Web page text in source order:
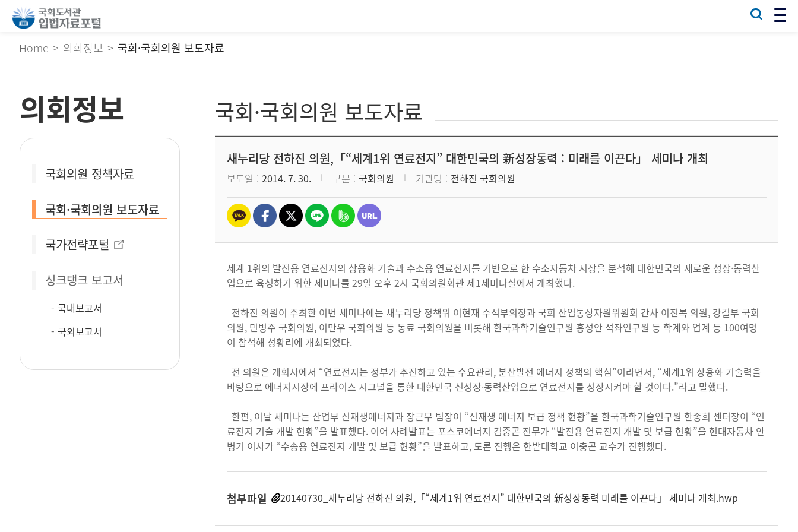
Home 의회정보 국회·국회의원 보도자료
의회정보
국회의원 정책자료
국회·국회의원 보도자료
국가전략포털
싱크탱크 보고서
국내보고서
국외보고서
국회·국회의원 보도자료
새누리당 전하진 의원,「“세계1위 연료전지” 대한민국의 新성장동력 : 미래를 이끈다」 세미나 개최
보도일 2014. 7. 30. 구분 국회의원 기관명 전하진 국회의원
세계 1위의 발전용 연료전지의 상용화 기술과 수소용 연료전지를 기반으로 한 수소자동차 시장을 분석해 대한민국의 새로운 성장·동력산
업으로 육성하기 위한 세미나를 29일 오후 2시 국회의원회관 제1세미나실에서 개최했다.
전하진 의원이 주최한 이번 세미나에는 새누리당 정책위 이현재 수석부의장과 국회 산업통상자원위원회 간사 이진복 의원, 강길부 국회
의원, 민병주 국회의원, 이만우 국회의원 등 동료 국회의원을 비롯해 한국과학기술연구원 홍성안 석좌연구원 등 학계와 업계 등 100여명
이 참석해 성황리에 개최되었다.
전 의원은 개회사에서 “연료전지는 정부가 추진하고 있는 수요관리, 분산발전 에너지 정책의 핵심”이라면서, “세계1위 상용화 기술력을
바탕으로 에너지시장에 프라이스 시그널을 통한 대한민국 신성장·동력산업으로 연료전지를 성장시켜야 할 것이다.”라고 말했다.
한편, 이날 세미나는 산업부 신재생에너지과 장근무 팀장이 “신재생 에너지 보급 정책 현황”을 한국과학기술연구원 한종희 센터장이 “연
료전지 기술 개발 현황”을 발표했다. 이어 사례발표는 포스코에너지 김중곤 전무가 “발전용 연료전지 개발 및 보급 현황”을 현대자동차 안
병기 이사가 “수송용 연료전지 개발 및 보급 현황”을 발표하고, 토론 진행은 한밭대학교 이충곤 교수가 진행했다.
첨부파일 20140730_새누리당 전하진 의원,「“세계1위 연료전지” 대한민국의 新성장동력 미래를 이끈다」 세미나 개최.hwp